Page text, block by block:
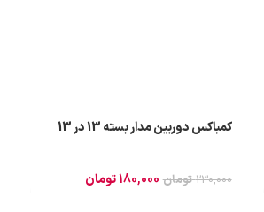
کمباکس دوربین مدار بسته 13 در 13
230,000 تومان 180,000تومان